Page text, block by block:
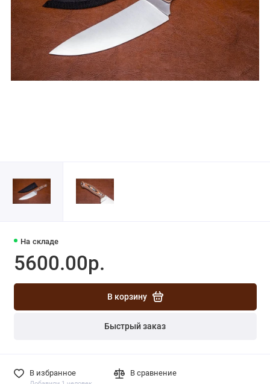
На складе
5600.00р.
В корзину
Быстрый заказ
В избранное В сравнение